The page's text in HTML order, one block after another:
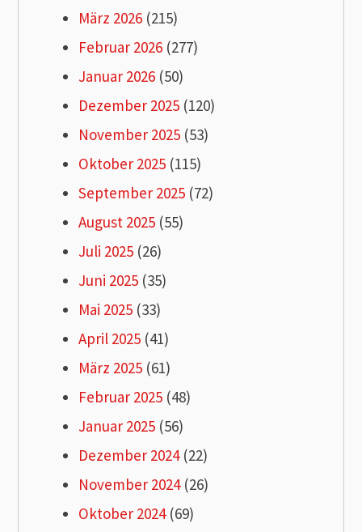
März 2026 (215)
Februar 2026 (277)
Januar 2026 (50)
Dezember 2025 (120)
November 2025 (53)
Oktober 2025 (115)
September 2025 (72)
August 2025 (55)
Juli 2025 (26)
Juni 2025 (35)
Mai 2025 (33)
April 2025 (41)
März 2025 (61)
Februar 2025 (48)
Januar 2025 (56)
Dezember 2024(22)
November 2024(26)
Oktober 2024(69)